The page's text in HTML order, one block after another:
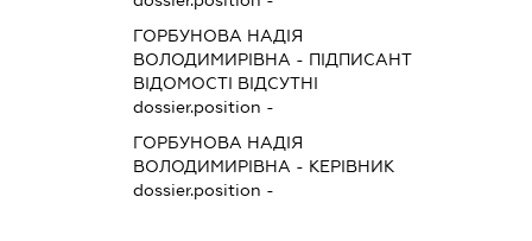
ГОРБУНОВА НАДІЯ
ВОЛОДИМИРІВНА - ПІДПИСАНТ
ВІДОМОСТІ ВІДСУТНІ
dossier.position -
ГОРБУНОВА НАДІЯ
ВОЛОДИМИРІВНА - КЕРІВНИК
dossier.position -